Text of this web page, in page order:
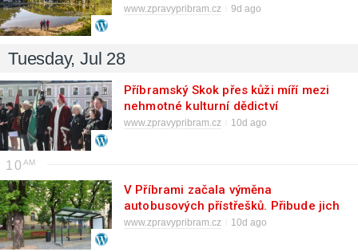
www.zpravypribram.cz 9d ago
Tuesday, Jul 28
Příbramský Skok přes kůži míří mezi
nehmotné kulturní dědictví
Středočeského kraje
www.zpravypribram.cz 10d ago
10
V Příbrami začala výměna
autobusových přístřešků. Přibude jich
sedmnáct
www.zpravypribram.cz 10d ago